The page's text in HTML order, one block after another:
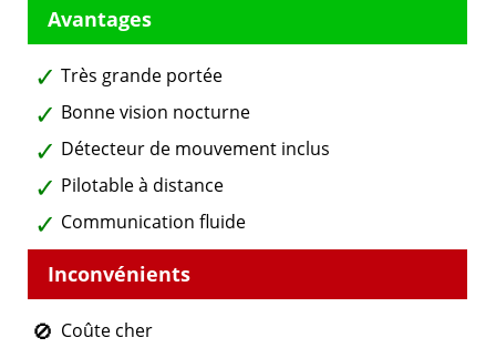
Très grande portée
Bonne vision nocturne
Détecteur de mouvement inclus
Pilotable à distance
Communication fluide
Coûte cher